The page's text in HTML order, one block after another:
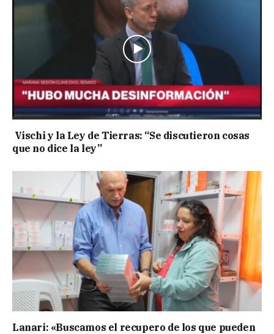
Vischi y la Ley de Tierras: “Se discutieron cosas
que no dice la ley”
Lanari: «Buscamos el recupero de los que pueden